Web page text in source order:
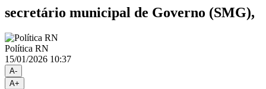
secretário municipal de Governo (SMG),
Política RN
15/01/2026 10:37
A-
A+